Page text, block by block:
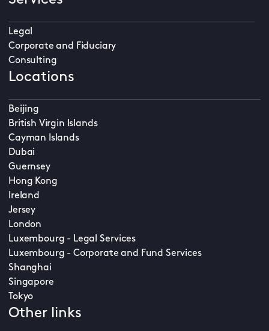
Legal
Corporate and Fiduciary
Consulting
Locations
Beijing
British Virgin Islands
Cayman Islands
Dubai
Guernsey
Hong Kong
Ireland
Jersey
London
Luxembourg - Legal Services
Luxembourg - Corporate and Fund Services
Shanghai
Singapore
Tokyo
Other links